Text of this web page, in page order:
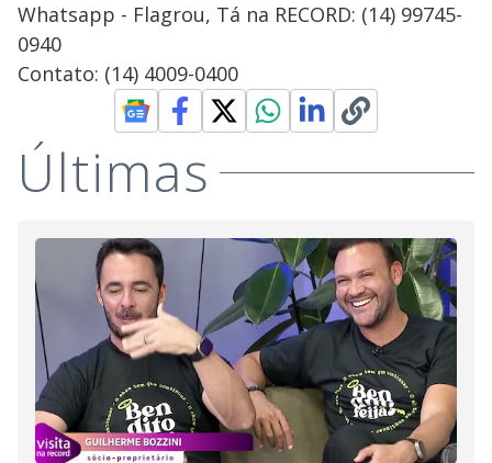
Whatsapp - Flagrou, Tá na RECORD: (14) 99745-
0940
Contato: (14) 4009-0400
Últimas